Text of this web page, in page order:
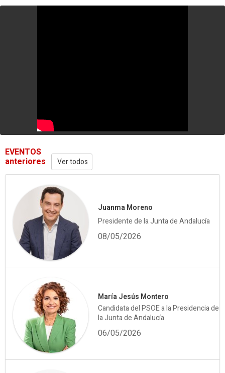
EVENTOS
anteriores Ver todos
Juanma Moreno
Presidente de la Junta de Andalucía
08/05/2026
María Jesús Montero
Candidata del PSOE a la Presidencia de
la Junta de Andalucía
06/05/2026